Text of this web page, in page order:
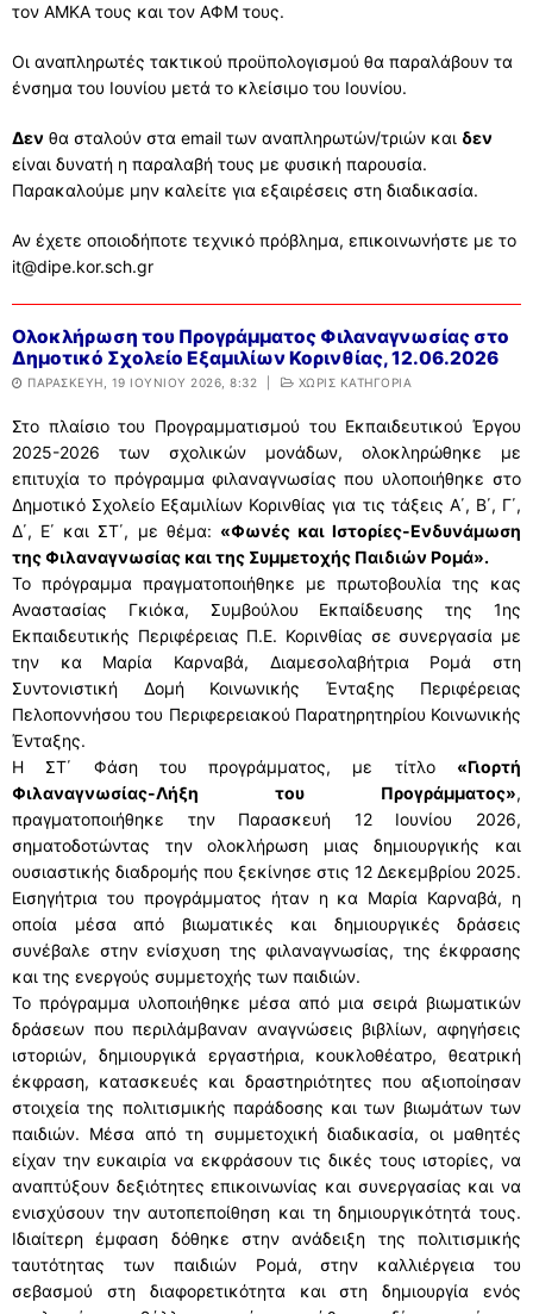
τον ΑΜΚΑ τους και τον ΑΦΜ τους.
Οι αναπληρωτές τακτικού προϋπολογισμού θα παραλάβουν τα
ένσημα του Ιουνίου μετά το κλείσιμο του Ιουνίου.
Δεν θα σταλούν στα email των αναπληρωτών/τριών και δεν
είναι δυνατή η παραλαβή τους με φυσική παρουσία.
Παρακαλούμε μην καλείτε για εξαιρέσεις στη διαδικασία.
Αν έχετε οποιοδήποτε τεχνικό πρόβλημα, επικοινωνήστε με το
it@dipe.kor.sch.gr
Ολοκλήρωση του Προγράμματος Φιλαναγνωσίας στο
Δημοτικό Σχολείο Εξαμιλίων Κορινθίας, 12.06.2026
ΠΑΡΑΣΚΕΥΉ, 19 ΙΟΥΝΊΟΥ 2026, 8:32 ΧΩΡΊΣ ΚΑΤΗΓΟΡΊΑ
Στο πλαίσιο του Προγραμματισμού του Εκπαιδευτικού Έργου
2025-2026 των σχολικών μονάδων, ολοκληρώθηκε με
επιτυχία το πρόγραμμα φιλαναγνωσίας που υλοποιήθηκε στο
Δημοτικό Σχολείο Εξαμιλίων Κορινθίας για τις τάξεις Α΄, Β΄, Γ΄,
Δ΄, Ε΄ και ΣΤ΄, με θέμα: «Φωνές και Ιστορίες-Ενδυνάμωση
της Φιλαναγνωσίας και της Συμμετοχής Παιδιών Ρομά».
Το πρόγραμμα πραγματοποιήθηκε με πρωτοβουλία της κας
Αναστασίας Γκιόκα, Συμβούλου Εκπαίδευσης της 1ης
Εκπαιδευτικής Περιφέρειας Π.Ε. Κορινθίας σε συνεργασία με
την κα Μαρία Καρναβά, Διαμεσολαβήτρια Ρομά στη
Συντονιστική Δομή Κοινωνικής Ένταξης Περιφέρειας
Πελοποννήσου του Περιφερειακού Παρατηρητηρίου Κοινωνικής
Ένταξης.
Η ΣΤ΄ Φάση του προγράμματος, με τίτλο «Γιορτή
Φιλαναγνωσίας-Λήξη του Προγράμματος»,
πραγματοποιήθηκε την Παρασκευή 12 Ιουνίου 2026,
σηματοδοτώντας την ολοκλήρωση μιας δημιουργικής και
ουσιαστικής διαδρομής που ξεκίνησε στις 12 Δεκεμβρίου 2025.
Εισηγήτρια του προγράμματος ήταν η κα Μαρία Καρναβά, η
οποία μέσα από βιωματικές και δημιουργικές δράσεις
συνέβαλε στην ενίσχυση της φιλαναγνωσίας, της έκφρασης
και της ενεργούς συμμετοχής των παιδιών.
Το πρόγραμμα υλοποιήθηκε μέσα από μια σειρά βιωματικών
δράσεων που περιλάμβαναν αναγνώσεις βιβλίων, αφηγήσεις
ιστοριών, δημιουργικά εργαστήρια, κουκλοθέατρο, θεατρική
έκφραση, κατασκευές και δραστηριότητες που αξιοποίησαν
στοιχεία της πολιτισμικής παράδοσης και των βιωμάτων των
παιδιών. Μέσα από τη συμμετοχική διαδικασία, οι μαθητές
είχαν την ευκαιρία να εκφράσουν τις δικές τους ιστορίες, να
αναπτύξουν δεξιότητες επικοινωνίας και συνεργασίας και να
ενισχύσουν την αυτοπεποίθηση και τη δημιουργικότητά τους.
Ιδιαίτερη έμφαση δόθηκε στην ανάδειξη της πολιτισμικής
ταυτότητας των παιδιών Ρομά, στην καλλιέργεια του
σεβασμού στη διαφορετικότητα και στη δημιουργία ενός